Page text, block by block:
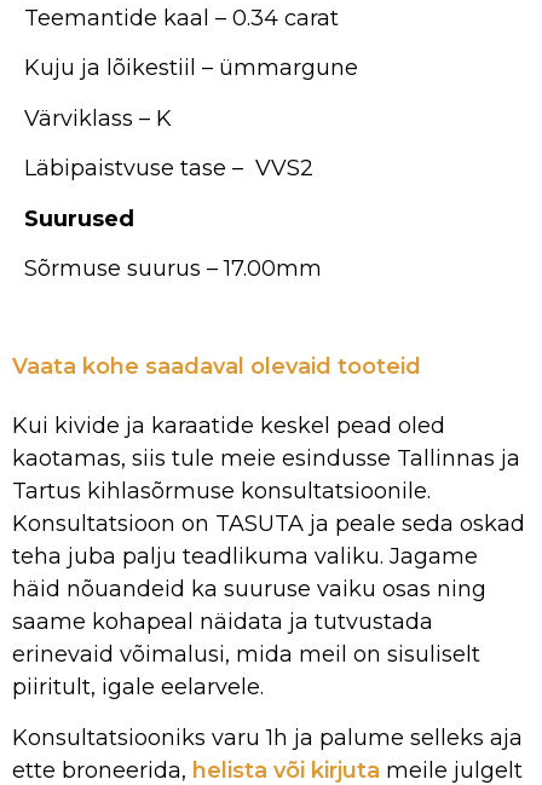
Teemantide kaal – 0.34 carat
Kuju ja lõikestiil – ümmargune
Värviklass – K
Läbipaistvuse tase – VVS2
Suurused
Sõrmuse suurus – 17.00mm
Vaata kohe saadaval olevaid tooteid
Kui kivide ja karaatide keskel pead oled
kaotamas, siis tule meie esindusse Tallinnas ja
Tartus kihlasõrmuse konsultatsioonile.
Konsultatsioon on TASUTA ja peale seda oskad
teha juba palju teadlikuma valiku. Jagame
häid nõuandeid ka suuruse vaiku osas ning
saame kohapeal näidata ja tutvustada
erinevaid võimalusi, mida meil on sisuliselt
piiritult, igale eelarvele.
Konsultatsiooniks varu 1h ja palume selleks aja
ette broneerida, helista või kirjuta meile julgelt